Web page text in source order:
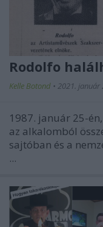
Rodolfo
Kelle Botond • 2021. január
1987. január 25-
az alkalomból
sajtóban és a
...